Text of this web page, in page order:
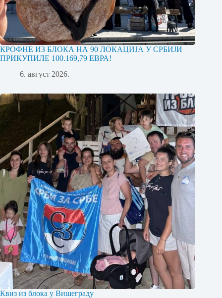
КРОФНЕ ИЗ БЛОКА НА 90 ЛОКАЦИЈА У СРБИЈИ
ПРИКУПИЛЕ 100.169,79 ЕВРА!
6. август 2026.
Квиз из блока у Вишеграду